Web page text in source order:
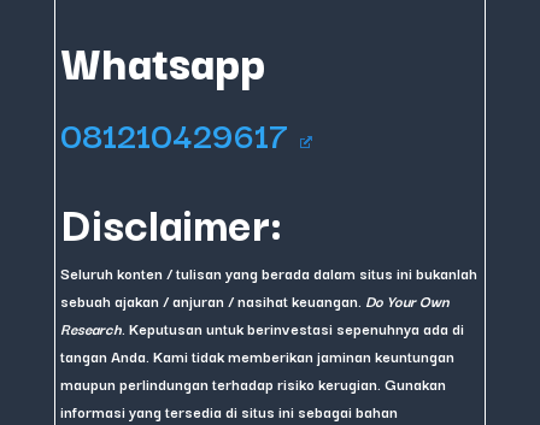
Whatsapp
081210429617
Disclaimer:
Seluruh konten / tulisan yang berada dalam situs ini bukanlah
sebuah ajakan / anjuran / nasihat keuangan. Do Your Own
Research . Keputusan untuk berinvestasi sepenuhnya ada di
tangan Anda. Kami tidak memberikan jaminan keuntungan
maupun perlindungan terhadap risiko kerugian. Gunakan
informasi yang tersedia di situs ini sebagai bahan